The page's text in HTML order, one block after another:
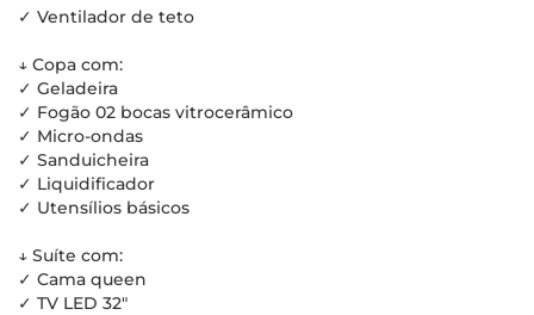
✓ Ventilador de teto
↓ Copa com:
✓ Geladeira
✓ Fogão 02 bocas vitrocerâmico
✓ Micro-ondas
✓ Sanduicheira
✓ Liquidificador
✓ Utensílios básicos
↓ Suíte com:
✓ Cama queen
✓ TV LED 32"